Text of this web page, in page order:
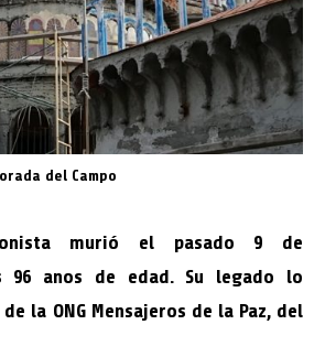
del Campo
murió el pasado 9 de
96 anos de edad. Su legado lo
la ONG Mensajeros de la Paz, del